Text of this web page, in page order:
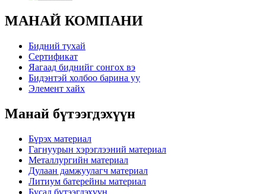
МАНАЙ КОМПАНИ
Бидний тухай
Сертификат
Яагаад биднийг сонгох вэ
Бидэнтэй холбоо барина уу
Элемент хайх
Манай бүтээгдэхүүн
Бүрэх материал
Гагнуурын хэрэглээний материал
Металлургийн материал
Дулаан дамжуулагч материал
Литиум батерейны материал
Бусад бүтээгдэхүүн